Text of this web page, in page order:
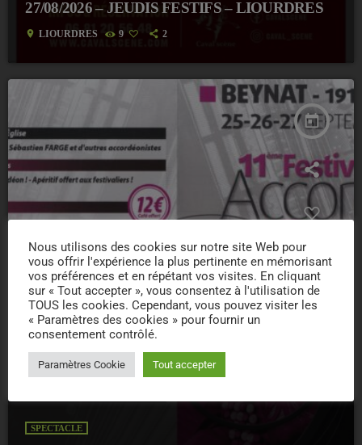
27/08/2026 – JEUDIS FESTIFS – LIOURDRES
location_on LIOURDRES 9 2
today
SPECTACLE
Nous utilisons des cookies sur notre site Web pour
vous offrir l'expérience la plus pertinente en mémorisant
vos préférences et en répétant vos visites. En cliquant
sur « Tout accepter », vous consentez à l'utilisation de
TOUS les cookies. Cependant, vous pouvez visiter les
« Paramètres des cookies » pour fournir un
consentement contrôlé.
Paramètres Cookie Tout accepter